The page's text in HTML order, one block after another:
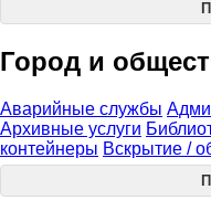
Город и
Аварийные службы
Архивные услуги
контейнеры Вскрытие /